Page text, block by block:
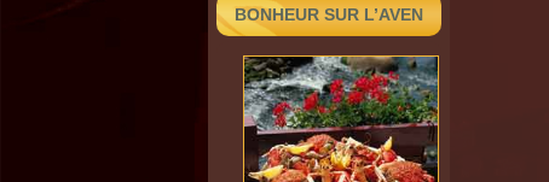
BONHEUR SUR L’AVEN